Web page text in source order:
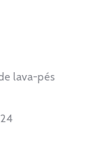
lava-pés